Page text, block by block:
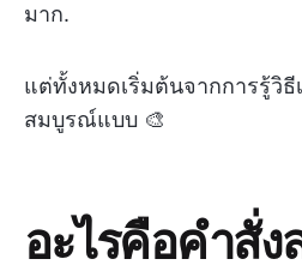
มาก.
แต่ทั้งหมดเริ่มต้นจากการรู้วิ
สมบูรณ์แบบ 🎨
อะไรคือคำสั่ง